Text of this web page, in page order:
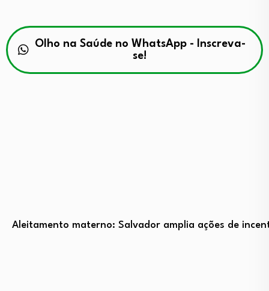
Olho na Saúde no WhatsApp - Inscreva-
se!
Aleitamento materno: Salvador amplia ações de